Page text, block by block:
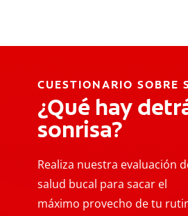
CUESTIONARIO SOBRE
¿Qué hay
sonrisa?
Realiza nuestra evaluación
salud bucal para sacar el
máximo provecho de tu